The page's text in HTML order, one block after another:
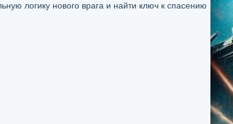
логику нового врага и найти ключ к спасению